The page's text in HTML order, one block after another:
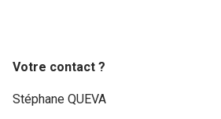
Votre contact ?
Stéphane QUEVA